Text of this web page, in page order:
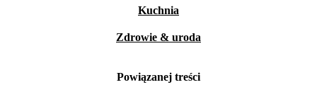
Kuchnia
Zdrowie & uroda
Powiązanej treści